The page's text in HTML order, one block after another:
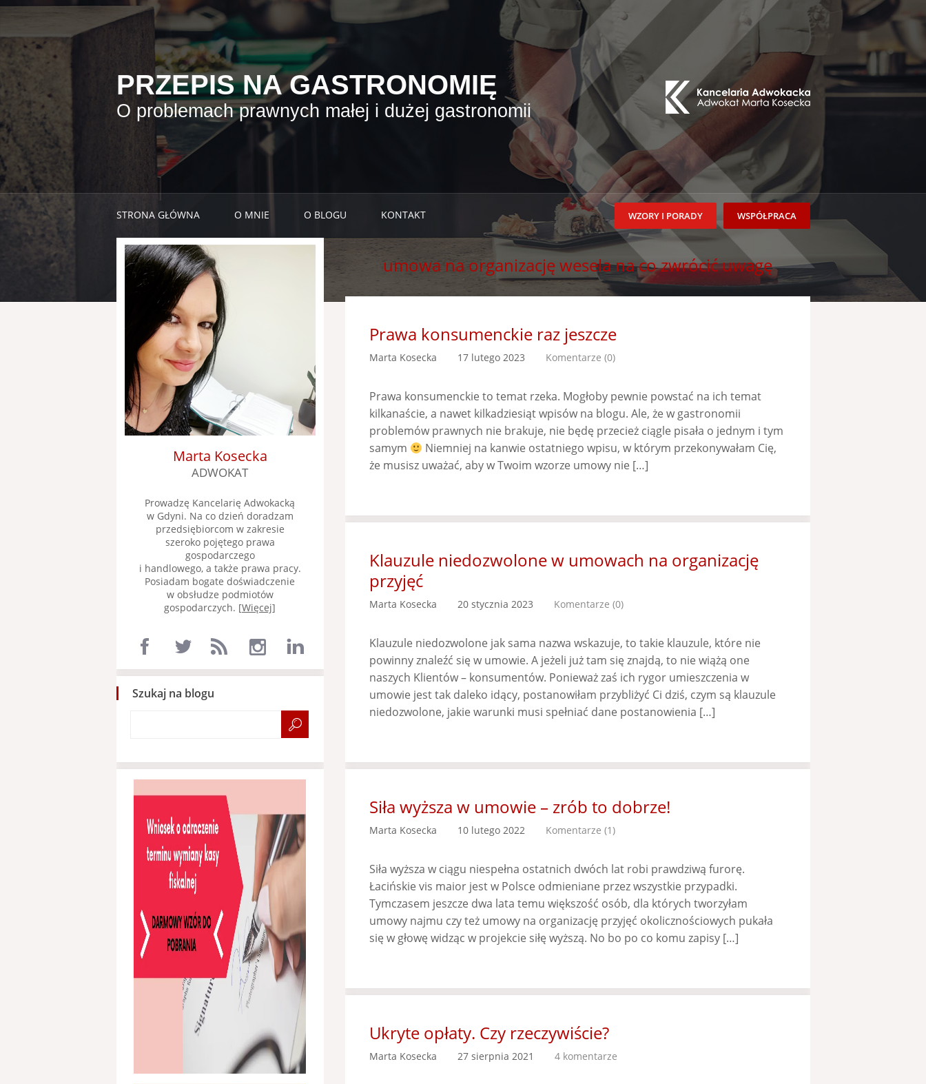
PRZEPIS NA GASTRONOMIĘ
O problemach prawnych małej i dużej gastronomii
STRONA GŁÓWNA O MNIE O BLOGU KONTAKT WSPÓŁPRACA
WZORY I PORADY
umowa na organizację wesela na co zwrócić uwagę
Prawa konsumenckie raz jeszcze
Marta Kosecka 17 lutego 2023 Komentarze (0)
Prawa konsumenckie to temat rzeka. Mogłoby pewnie powstać na ich temat
kilkanaście, a nawet kilkadziesiąt wpisów na blogu. Ale, że w gastronomii
problemów prawnych nie brakuje, nie będę przecież ciągle pisała o jednym i tym
samym
Niemniej na kanwie ostatniego wpisu, w którym przekonywałam Cię,
że musisz uważać, aby w Twoim wzorze umowy nie […]
Klauzule niedozwolone w umowach na organizację
przyjęć
Marta Kosecka 20 stycznia 2023 Komentarze (0)
Klauzule niedozwolone jak sama nazwa wskazuje, to takie klauzule, które nie
powinny znaleźć się w umowie. A jeżeli już tam się znajdą, to nie wiążą one
naszych Klientów – konsumentów. Ponieważ zaś ich rygor umieszczenia w
umowie jest tak daleko idący, postanowiłam przybliżyć Ci dziś, czym są klauzule
niedozwolone, jakie warunki musi spełniać dane postanowienia […]
Siła wyższa w umowie – zrób to dobrze!
Marta Kosecka 10 lutego 2022 Komentarze (1)
Siła wyższa w ciągu niespełna ostatnich dwóch lat robi prawdziwą furorę.
Łacińskie vis maior jest w Polsce odmieniane przez wszystkie przypadki.
Tymczasem jeszcze dwa lata temu większość osób, dla których tworzyłam
umowy najmu czy też umowy na organizację przyjęć okolicznościowych pukała
się w głowę widząc w projekcie siłę wyższą. No bo po co komu zapisy […]
Ukryte opłaty. Czy rzeczywiście?
Marta Kosecka 27 sierpnia 2021 4 komentarze
Marta Kosecka
ADWOKAT
Prowadzę Kancelarię Adwokacką
w Gdyni. Na co dzień doradzam
przedsiębiorcom w zakresie
szeroko pojętego prawa
gospodarczego
i handlowego, a także prawa pracy.
Posiadam bogate doświadczenie
w obsłudze podmiotów
gospodarczych. [Więcej]
Szukaj na blogu